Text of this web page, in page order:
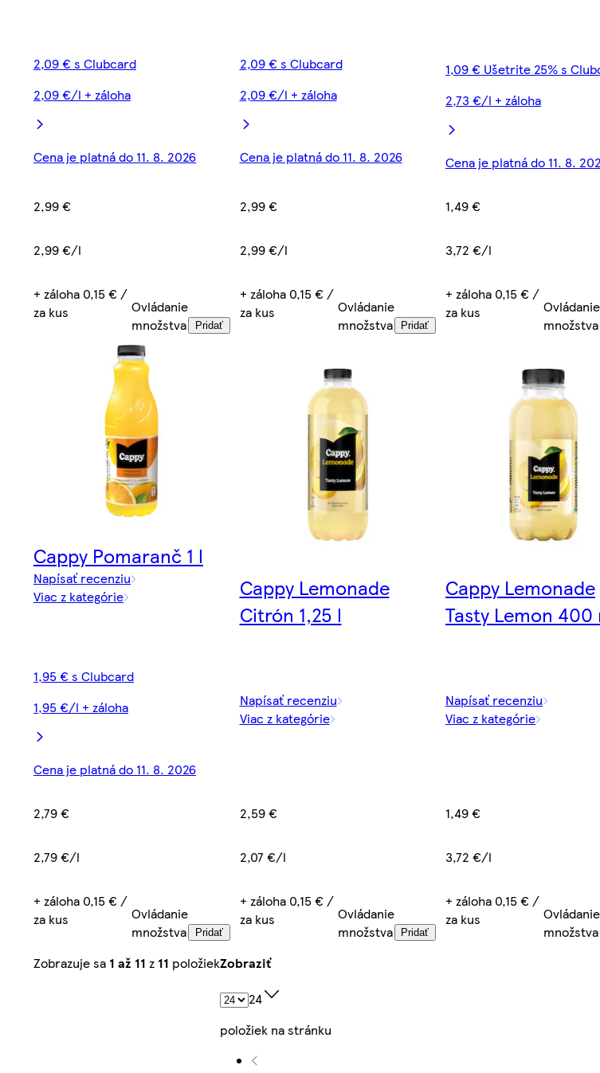
2,09 € s Clubcard
2,09 €/l + záloha
Cena je platná do 11. 8. 2026
2,99 €
2,99 €/l
+ záloha 0,15 € /
za kus
Ovládanie
množstva
Pridať
2,09 € s Clubcard
2,09 €/l + záloha
Cena je platná do 11. 8. 2026
2,99 €
2,99 €/l
+ záloha 0,15 € /
za kus
Ovládanie
množstva
Pridať
1,09 € Ušetrite 25% s
2,73 €/l + záloha
Cena je platná do 11. 8.
1,49 €
3,72 €/l
+ záloha 0,15 € /
za kus
Ovládanie
množstva
Cappy Pomaranč 1 l
Napísať recenziu
Viac z kategórie
1,95 € s Clubcard
1,95 €/l + záloha
Cena je platná do 11. 8. 2026
2,79 €
2,79 €/l
+ záloha 0,15 € /
za kus
Ovládanie
množstva
Pridať
Cappy Lemonade
Citrón 1,25 l
Napísať recenziu
Viac z kategórie
2,59 €
2,07 €/l
+ záloha 0,15 € /
za kus
Ovládanie
množstva
Pridať
Cappy Lemonade
Tasty Lemon 400
Napísať recenziu
Viac z kategórie
1,49 €
3,72 €/l
+ záloha 0,15 € /
za kus
Ovládanie
množstva
Zobrazuje sa 1 až 11 z 11 položiekZobraziť
24
položiek na stránku